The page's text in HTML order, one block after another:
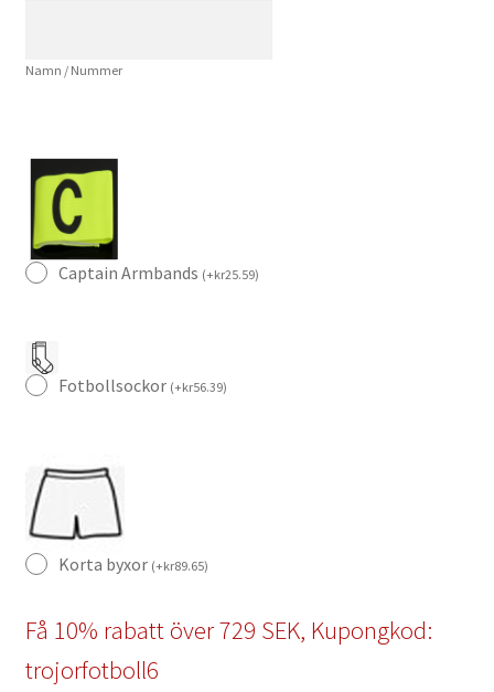
Namn / Nummer
Captain Armbands (+kr25.59)
Fotbollsockor (+kr56.39)
Korta byxor (+kr89.65)
Få 10% rabatt över 729 SEK, Kupongkod:
trojorfotboll6